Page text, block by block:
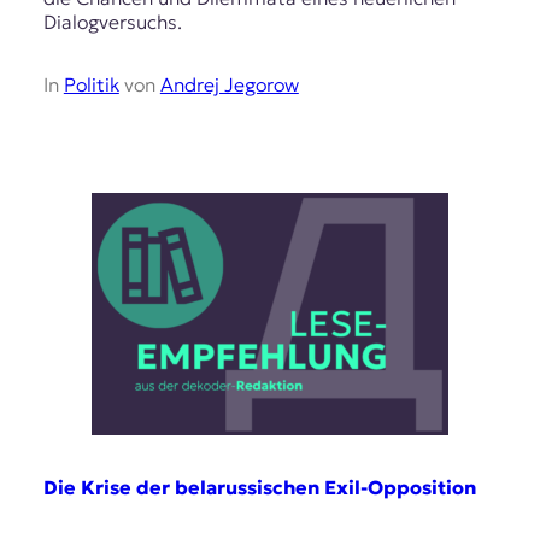
Dialogversuchs.
In Politikvon Andrej Jegorow
Die Krise der belarussischen Exil-Opposition